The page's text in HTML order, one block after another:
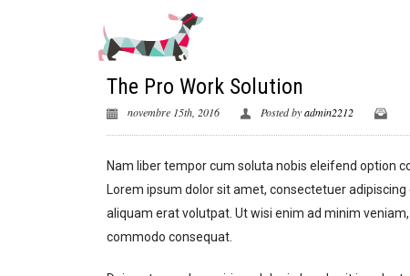
The Pro Work Solution
novembre 15th, 2016 Posted byadmin2212
Nam liber tempor cum soluta nobis eleifend option
Lorem ipsum dolor sit amet, consectetuer
aliquam erat volutpat. Ut wisi enim ad minim
commodo consequat.